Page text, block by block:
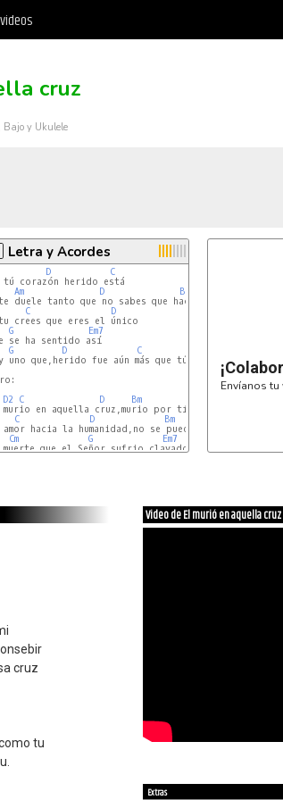
videos
cruz
Bajo y Ukulele
Letra y Acordes
D
C
tú corazón herido está
Am
D Bm
C
D
crees que eres el único
G
Em7
se ha sentido así
G
D
C
uno que,herido fue aún más que tú.
D2 C D Bm
murio en aquella cruz,murio por tí y por mi
C
D Bm
amor hacia la humanidad,no se puede consebir
Cm
G Em7
que el Señor sufrio,clavado de esa cruz
Envíanos tu
cruz
tu
Video de El murió en aquella cruz
Extras